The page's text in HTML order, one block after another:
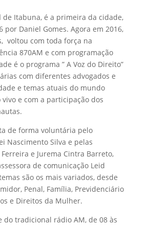
de Itabuna, é a primeira da cidade,
por Daniel Gomes. Agora em 2016,
voltou com toda força na
870AM e com programação
é o programa ” A Voz do Direito”
com diferentes advogados e
e temas atuais do mundo
e com a participação dos
de forma voluntária pelo
Nascimento Silva e pelas
e Jurema Cintra Barreto,
de comunicação Leid
são os mais variados, desde
Penal, Família, Previdenciário
e Direitos da Mulher.
do tradicional rádio AM, de 08 às